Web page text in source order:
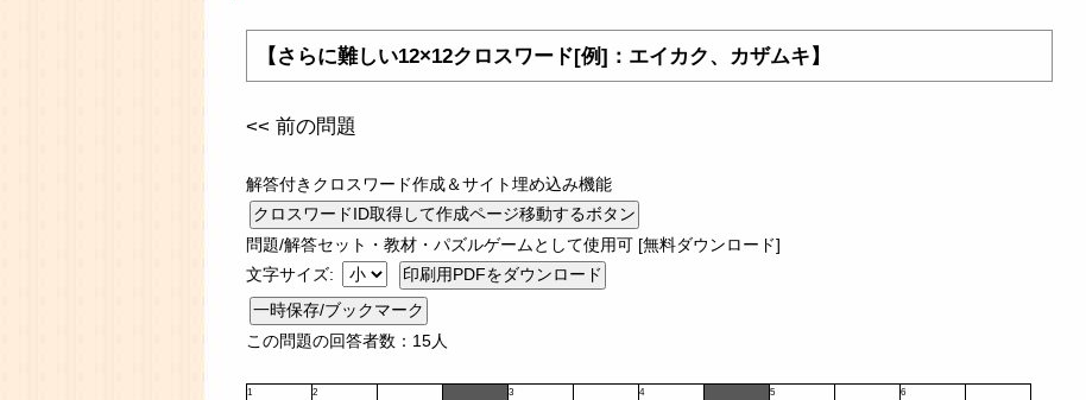
【さらに難しい12×12クロスワード[例]：エイカク、カザムキ】
<< 前の問題
解答付きクロスワード作成＆サイト埋め込み機能
問題/解答セット・教材・パズルゲームとして使用可 [無料ダウンロード]
文字サイズ:
一時保存/ブックマーク
この問題の回答者数：15人
1 2 3 4 5 6